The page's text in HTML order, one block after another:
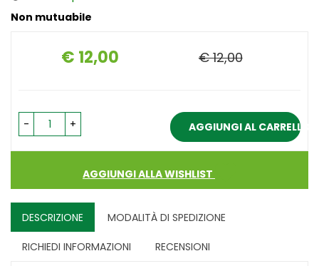
Non mutuabile
€ 12,00 € 12,00
- + AGGIUNGI AL CARRELLO
AGGIUNGI ALLA WISHLIST
DESCRIZIONE MODALITÀ DI SPEDIZIONE
RICHIEDI INFORMAZIONI RECENSIONI